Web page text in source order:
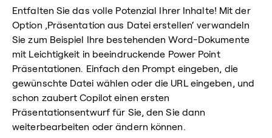
Entfalten Sie das volle Potenzial Ihrer Inhalte! Mit der
Option ‚Präsentation aus Datei erstellen‘ verwandeln
Sie zum Beispiel Ihre bestehenden Word-Dokumente
mit Leichtigkeit in beeindruckende Power Point
Präsentationen. Einfach den Prompt eingeben, die
gewünschte Datei wählen oder die URL eingeben, und
schon zaubert Copilot einen ersten
Präsentationsentwurf für Sie, den Sie dann
weiterbearbeiten oder ändern können.